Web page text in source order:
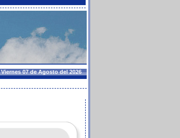
Viernes 07 de Agosto del 2026